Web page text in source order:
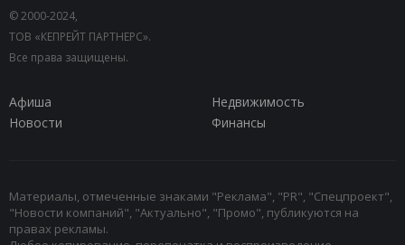
© 2000-2024,
ТОВ «КЕПРЕЙТ ПАРТНЕРС».
Все права защищены.
Афиша
Недвижимость
Новости
Финансы
Материалы, отмеченные знаками "Реклама", "PR", "Спецпроект",
"Новости компаний", "Актуально", "Промо", публикуются на
правах рекламы.